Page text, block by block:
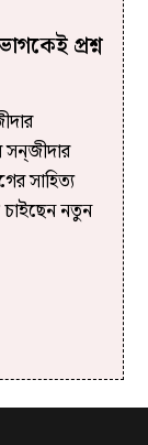
প্রশ্ন
সন্‌জীদার
সাহিত্য
নতুন